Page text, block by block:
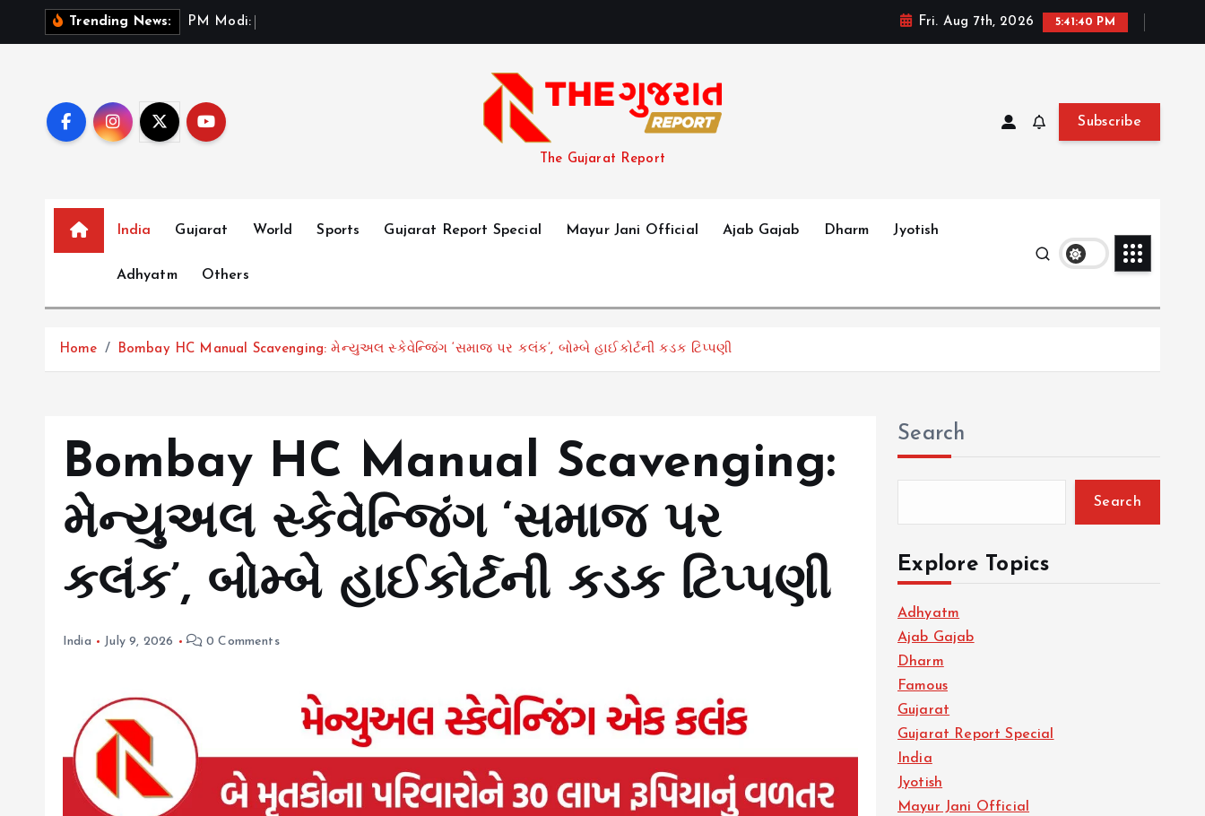
Trending News: P M M o d i: Fri. Aug 7th, 2026 5:41:42 PM
The Gujarat Report
Subscribe
India Gujarat World Sports Gujarat Report Special Mayur Jani Official Ajab Gajab Dharm Jyotish
Adhyatm Others
Home Bombay HC Manual Scavenging: મેન્યુઅલ સ્કેવેન્જિંગ ‘સમાજ પર કલંક’, બોમ્બે હાઈકોર્ટની કડક ટિપ્પણી
Bombay HC Manual Scavenging:
મેન્યુઅલ સ્કેવેન્જિંગ ‘સમાજ પર
કલંક’, બોમ્બે હાઈકોર્ટની કડક ટિપ્પણી
India July 9, 2026 0 Comments
Search
Search
Explore Topics
Adhyatm
Ajab Gajab
Dharm
Famous
Gujarat
Gujarat Report Special
India
Jyotish
Mayur Jani Official